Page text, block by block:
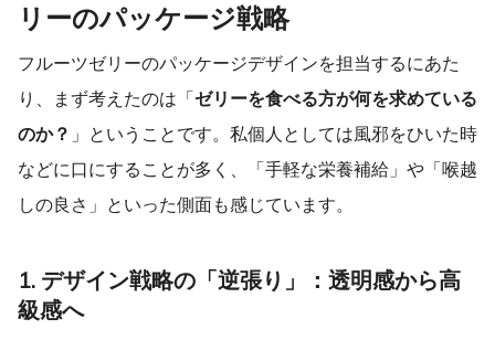
リーのパッケージ戦略
フルーツゼリーのパッケージデザインを担当するにあた
り、まず考えたのは「ゼリーを食べる方が何を求めている
のか？ 」ということです。私個人としては風邪をひいた時
などに口にすることが多く、「手軽な栄養補給」や「喉越
しの良さ」といった側面も感じています。
1. デザイン戦略の「逆張り」：透明感から高
級感へ